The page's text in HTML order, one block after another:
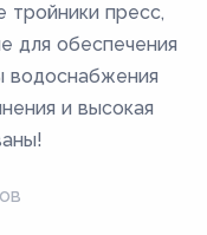
пресс,
для обеспечения
водоснабжения
и высокая